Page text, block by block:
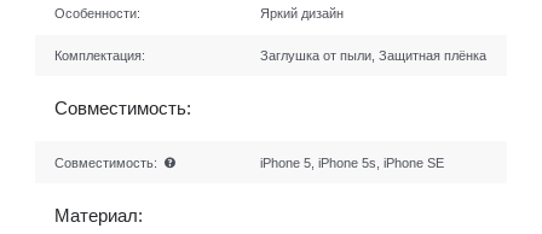
Особенности: Яркий дизайн
Комплектация: Заглушка от пыли, Защитная плёнка
Совместимость:
Совместимость: iPhone 5, iPhone 5s, iPhone SE
Материал: